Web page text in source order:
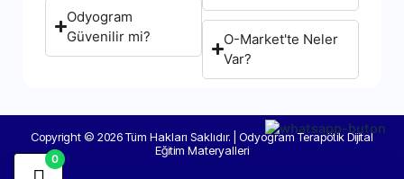
Odyogram
Güvenilir mi?
O-Market'te Neler
Var?
Copyright © 2026 Tüm Hakları Saklıdır. | Odyogram Terapötik Dijital
Eğitim Materyalleri
0